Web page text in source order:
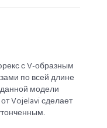
с V-образным
по всей длине
модели
Vojelavi сделает